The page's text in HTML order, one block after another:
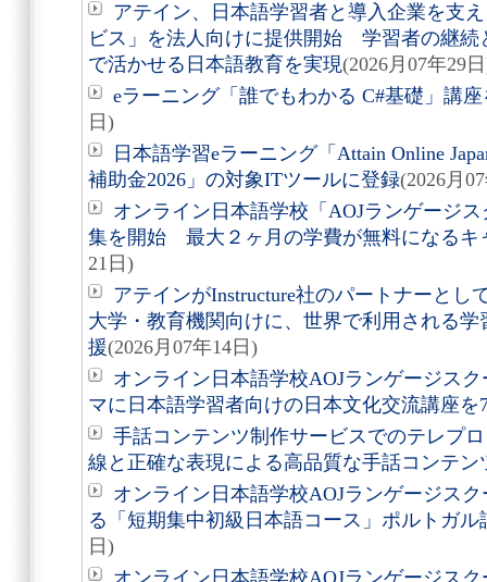
アテイン、日本語学習者と導入企業を支
ビス」を法人向けに提供開始 学習者の継続
で活かせる日本語教育を実現(2026月07年29
eラーニング「誰でもわかる C#基礎」講
日)
日本語学習eラーニング「Attain Online
補助金2026」の対象ITツールに登録(2026月
オンライン日本語学校「AOJランゲージ
集を開始 最大２ヶ月の学費が無料になるキ
21日)
アテインがInstructure社のパートナーとし
大学・教育機関向けに、世界で利用される
援(2026月07年14日)
オンライン日本語学校AOJランゲージス
マに日本語学習者向けの日本文化交流講座を
手話コンテンツ制作サービスでのテレプ
線と正確な表現による高品質な手話コンテン
オンライン日本語学校AOJランゲージス
る「短期集中初級日本語コース」ポルトガル
日)
オンライン日本語学校AOJランゲージス